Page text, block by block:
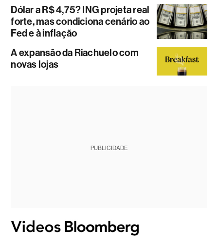
Dólar a R$ 4,75? ING projeta real
forte, mas condiciona cenário ao
Fed e à inflação
A expansão da Riachuelo com
novas lojas
PUBLICIDADE